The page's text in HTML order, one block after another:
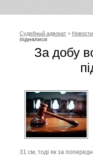
Судебный адвокат >
піднялися
За добу
31 см, тоді як за